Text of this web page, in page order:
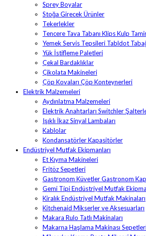
Sprey Boyalar
Stoğa Girecek Ürünler
Tekerlekler
Tencere Tava Tabanı Klips Kulp
Yemek Servis Tepsileri Tabldot
Yük İstifleme Paletleri
Çekal Bardaklıklar
Çikolata Makineleri
Çöp Kovaları Çöp Konteynerleri
Elektrik Malzemeleri
Aydınlatma Malzemeleri
Elektrik Anahtarları Switchler
Işıklı İkaz Sinyal Lambaları
Kablolar
Kondansatörler Kapasitörler
Endüstriyel Mutfak Ekipmanları
Et Kıyma Makineleri
Fritöz Sepetleri
Gastronom Küvetler Gastronom
Gemi Tipi Endüstriyel Mutfak
Kiralık Endüstriyel Mutfak Makinaları
Kitchenaid Mikserler ve Aksesuarları
Makara Rulo Tatlı Makinaları
Makarna Haşlama Makinası